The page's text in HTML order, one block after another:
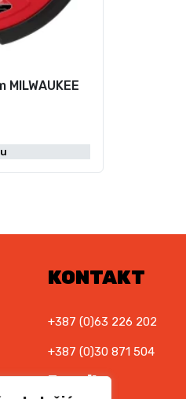
KONTAKT
+387 (0)63 226 202
+387 (0)30 871 504
E-mail